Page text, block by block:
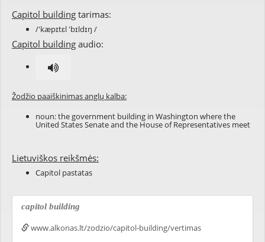
Capitol building tarimas:
/'kæpɪtɛl 'bɪldɪŋ /
Capitol building audio:
Žodžio paaiškinimas anglų kalba:
noun: the government building in Washington where the
United States Senate and the House of Representatives meet
Lietuviškos reikšmės:
Capitol pastatas
capitol building
www.alkonas.lt/zodzio/capitol-building/vertimas